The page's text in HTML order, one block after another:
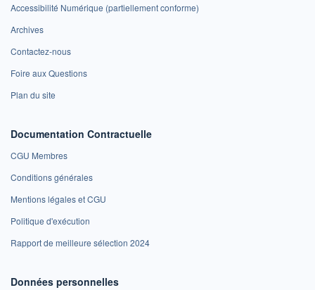
Accessibilité Numérique (partiellement conforme)
Archives
Contactez-nous
Foire aux Questions
Plan du site
Documentation Contractuelle
CGU Membres
Conditions générales
Mentions légales et CGU
Politique d'exécution
Rapport de meilleure sélection 2024
Données personnelles